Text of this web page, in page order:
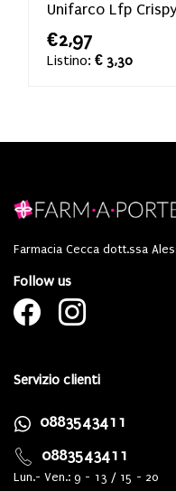
Unifarco Lfp
€2,97
Listino: € 3,30
Farmacia Cecca dott.ssa
Follow us
Servizio clienti
0883543411
0883543411
Lun.- Ven.: 9 - 13 / 15 - 20